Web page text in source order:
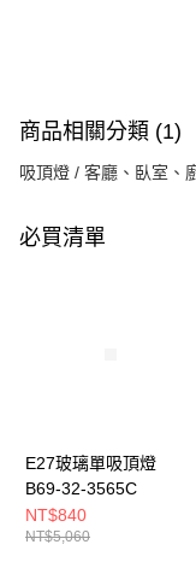
商品相關分類 (1)
吸頂燈 / 客廳、臥室、
必買清單
E27玻璃單吸頂燈
B69-32-3565C
NT$840
NT$5,060